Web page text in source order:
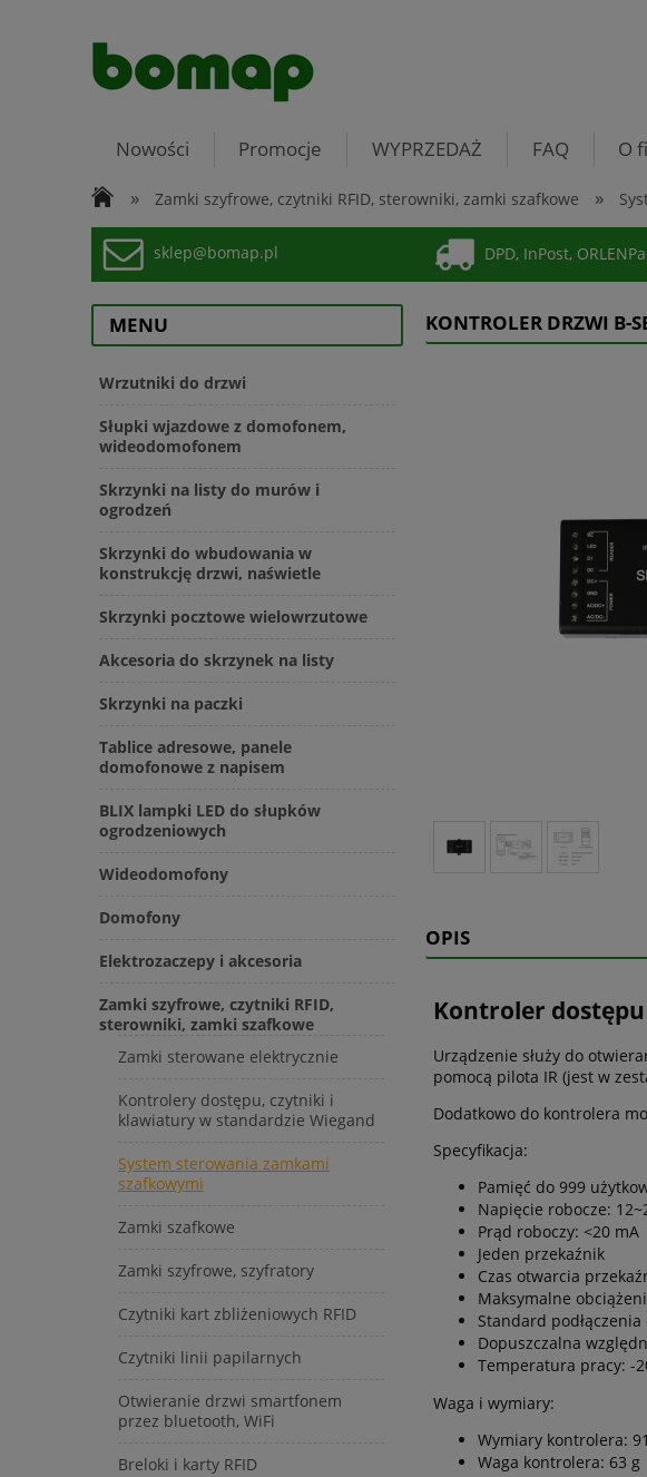
Nowości Promocje WYPRZEDAŻ FAQ O
»
Zamki szyfrowe, czytniki RFID, sterowniki, zamki szafkowe »
sklep@bomap.pl DPD, InPost,
MENU
Wrzutniki do drzwi
Słupki wjazdowe z domofonem,
wideodomofonem
Skrzynki na listy do murów i
ogrodzeń
Skrzynki do wbudowania w
konstrukcję drzwi, naświetle
Skrzynki pocztowe wielowrzutowe
Akcesoria do skrzynek na listy
Skrzynki na paczki
Tablice adresowe, panele
domofonowe z napisem
BLIX lampki LED do słupków
ogrodzeniowych
Wideodomofony
Domofony
Elektrozaczepy i akcesoria
Zamki szyfrowe, czytniki RFID,
sterowniki, zamki szafkowe
Zamki sterowane elektrycznie
Kontrolery dostępu, czytniki i
klawiatury w standardzie Wiegand
System sterowania zamkami
szafkowymi
Zamki szafkowe
Zamki szyfrowe, szyfratory
Czytniki kart zbliżeniowych RFID
Czytniki linii papilarnych
Otwieranie drzwi smartfonem
przez bluetooth, WiFi
Breloki i karty RFID
KONTROLER DRZWI B-
OPIS
Kontroler
Urządzenie służy do
pomocą pilota IR (jest w
Dodatkowo do kontrolera
Specyfikacja:
Pamięć do 999
Napięcie robocze:
Prąd roboczy: <20 mA
Jeden przekaźnik
Czas otwarcia
Maksymalne
Standard
Dopuszczalna
Temperatura pracy: -
Waga i wymiary:
Wymiary kontrolera:
Waga kontrolera: 63 g